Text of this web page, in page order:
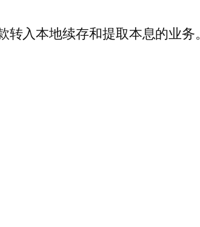
入本地续存和提取本息的业务。